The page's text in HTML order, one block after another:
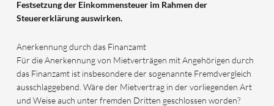
Festsetzung der Einkommensteuer im Rahmen der
Steuererklärung auswirken.
Anerkennung durch das Finanzamt
Für die Anerkennung von Mietverträgen mit Angehörigen durch
das Finanzamt ist insbesondere der sogenannte Fremdvergleich
ausschlaggebend. Wäre der Mietvertrag in der vorliegenden Art
und Weise auch unter fremden Dritten geschlossen worden?